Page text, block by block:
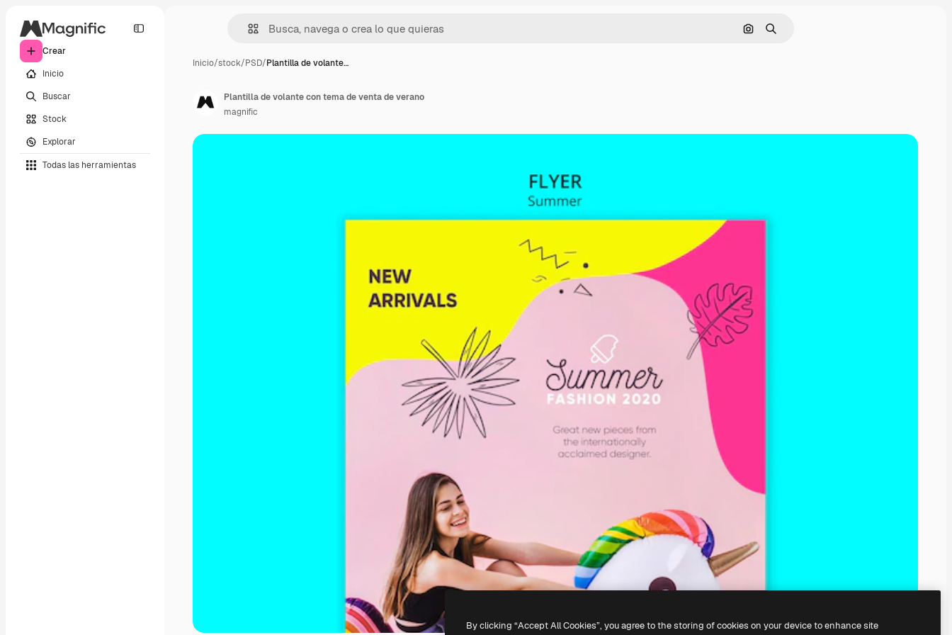
Crear
Inicio
Buscar
Stock
Explorar
Todas las herramientas
Buscar por imagen
Buscar
Inicio/stock/PSD/Plantilla de volante…
Plantilla de volante con tema de venta de verano
magnific
By clicking “Accept All Cookies”, you agree to the storing of cookies on your device to enhance site